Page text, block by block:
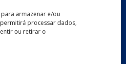
armazenar e/ou
processar dados,
ou retirar o